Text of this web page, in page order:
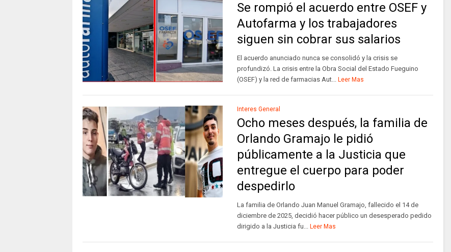
Se rompió el acuerdo entre OSEF y
Autofarma y los trabajadores
siguen sin cobrar sus salarios
El acuerdo anunciado nunca se consolidó y la crisis se
profundizó. La crisis entre la Obra Social del Estado Fueguino
(OSEF) y la red de farmacias Aut... Leer Mas
Interes General
Ocho meses después, la familia de
Orlando Gramajo le pidió
públicamente a la Justicia que
entregue el cuerpo para poder
despedirlo
La familia de Orlando Juan Manuel Gramajo, fallecido el 14 de
diciembre de 2025, decidió hacer público un desesperado pedido
dirigido a la Justicia fu... Leer Mas